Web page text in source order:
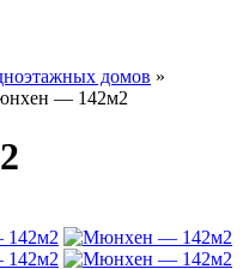
домов »
— 142м2